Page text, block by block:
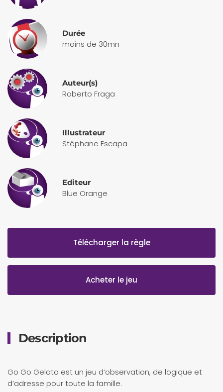
Durée
moins de 30mn
Auteur(s)
Roberto Fraga
Illustrateur
Stéphane Escapa
Editeur
Blue Orange
Télécharger la règle
Acheter le jeu
Description
Go Go Gelato est un jeu d’observation, de logique et
d’adresse pour toute la famille.